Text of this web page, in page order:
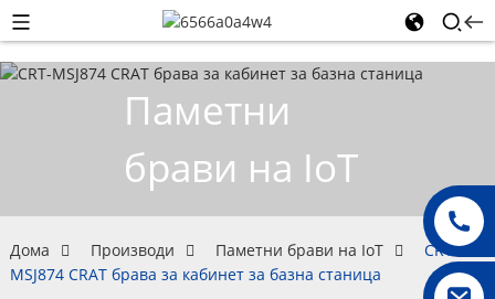
Паметни
брави на IoT
Дома Производи Паметни брави на IoT
CRT-
MSJ874 CRAT брава за кабинет за базна станица